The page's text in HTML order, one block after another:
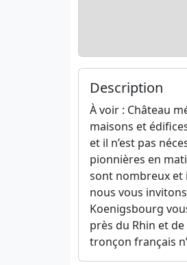
Description
À voir : Château
maisons et
et il n’est pas
pionnières en
sont nombreux et
nous vous
Koenigsbourg
près du Rhin et
tronçon français